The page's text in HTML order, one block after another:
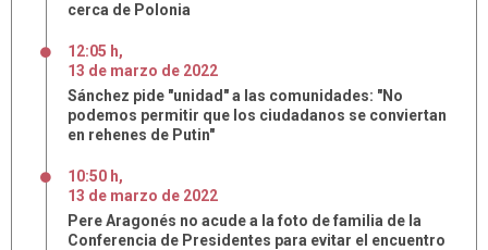
cerca de Polonia
12:05 h,
13 de marzo de 2022
Sánchez pide "unidad" a las comunidades: "No
podemos permitir que los ciudadanos se conviertan
en rehenes de Putin"
10:50 h,
13 de marzo de 2022
Pere Aragonés no acude a la foto de familia de la
Conferencia de Presidentes para evitar el encuentro